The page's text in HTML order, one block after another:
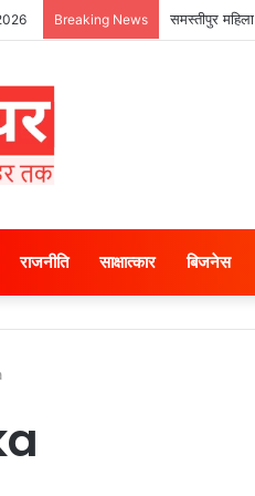
Breaking News समस्तीपुर
राजनीति साक्षात्कार बिजनेस